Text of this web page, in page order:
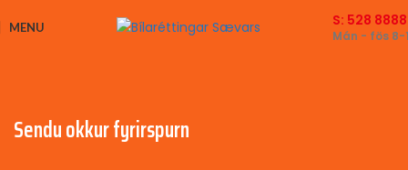
MENU S: 528 8888
Mán - fös 8-
Sendu okkur fyrirspurn